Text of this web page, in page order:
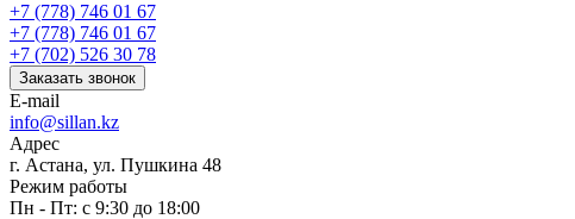
+7 (778) 746 01 67
+7 (778) 746 01 67
+7 (702) 526 30 78
Заказать звонок
E-mail
info@sillan.kz
Адрес
г. Астана, ул. Пушкина 48
Режим работы
Пн - Пт: с 9:30 до 18:00